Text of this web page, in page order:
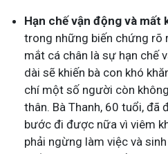
Hạn chế vận động và mất
trong những biến chứng rõ
mắt cá chân là sự hạn chế
dài sẽ khiến bà con khó
chí một số người còn
thân. Bà Thanh, 60 tuổi, đã
bước đi được nữa vì viêm
phải ngừng làm việc và